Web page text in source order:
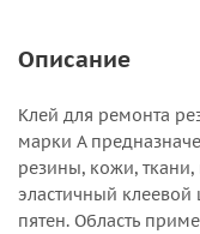
Описание
Клей для ремонта
марки А
резины, кожи,
эластичный клеевой
пятен. Область